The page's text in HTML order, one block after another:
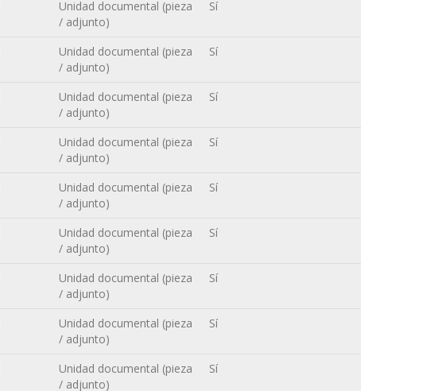
Unidad documental (pieza
/ adjunto)
Sí
Unidad documental (pieza
/ adjunto)
Sí
Unidad documental (pieza
/ adjunto)
Sí
Unidad documental (pieza
/ adjunto)
Sí
Unidad documental (pieza
/ adjunto)
Sí
Unidad documental (pieza
/ adjunto)
Sí
Unidad documental (pieza
/ adjunto)
Sí
Unidad documental (pieza
/ adjunto)
Sí
Unidad documental (pieza
/ adjunto)
Sí